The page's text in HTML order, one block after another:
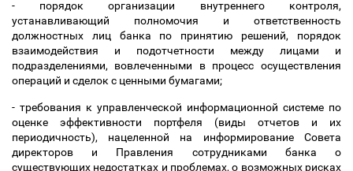
- порядок организации внутреннего контроля,
устанавливающий полномочия и ответственность
должностных лиц банка по принятию решений, порядок
взаимодействия и подотчетности между лицами и
подразделениями, вовлеченными в процесс осуществления
операций и сделок с ценными бумагами;
- требования к управленческой информационной системе по
оценке эффективности портфеля (виды отчетов и их
периодичность), нацеленной на информирование Совета
директоров и Правления сотрудниками банка о
существующих недостатках и проблемах, о возможных рисках